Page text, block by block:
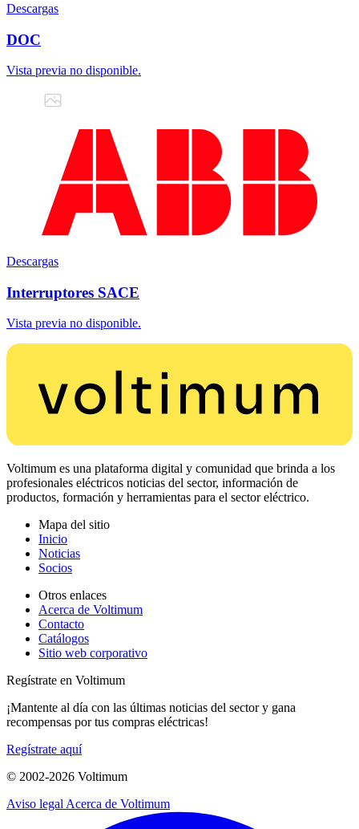
Descargas
DOC
Vista previa no disponible.
Descargas
Interruptores SACE
Vista previa no disponible.
Voltimum es una plataforma digital y comunidad que brinda a los
profesionales eléctricos noticias del sector, información de
productos, formación y herramientas para el sector eléctrico.
Mapa del sitio
Inicio
Noticias
Socios
Otros enlaces
Acerca de Voltimum
Contacto
Catálogos
Sitio web corporativo
Regístrate en Voltimum
¡Mantente al día con las últimas noticias del sector y gana
recompensas por tus compras eléctricas!
Regístrate aquí
© 2002-2026 Voltimum
Aviso legal Acerca de Voltimum